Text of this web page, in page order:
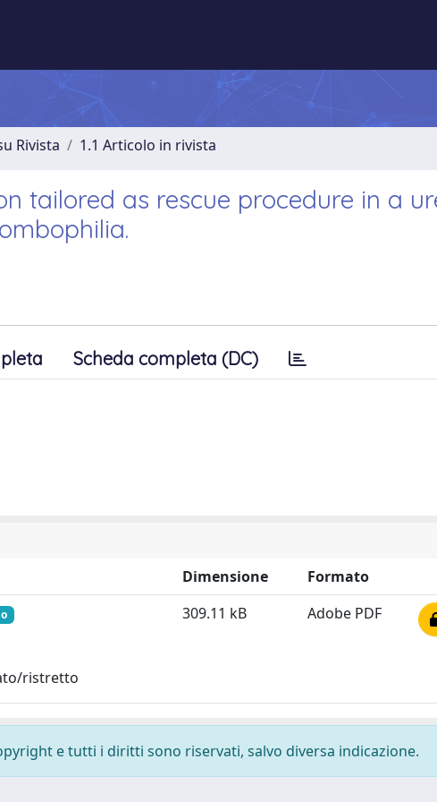
Rivista 1.1 Articolo in rivista
tailored as rescue procedure in a
Scheda completa (DC)
Dimensione
Formato
ristretto
309.11 kB Adobe PDF
e tutti i diritti sono riservati, salvo diversa indicazione.